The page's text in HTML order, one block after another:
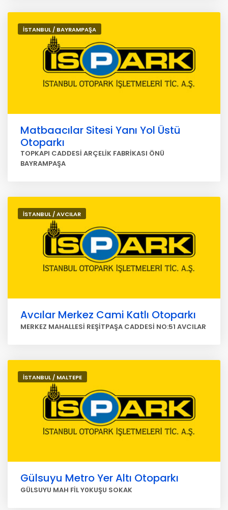
İSTANBUL / BAYRAMPAŞA
Matbaacılar Sitesi Yanı Yol Üstü
Otoparkı
TOPKAPI CADDESİ ARÇELİK FABRİKASI ÖNÜ
BAYRAMPAŞA
İSTANBUL / AVCILAR
Avcılar Merkez Cami Katlı Otoparkı
MERKEZ MAHALLESİ REŞİTPAŞA CADDESİ NO:51 AVCILAR
İSTANBUL / MALTEPE
Gülsuyu Metro Yer Altı Otoparkı
GÜLSUYU MAH FİL Y0KUŞU SOKAK